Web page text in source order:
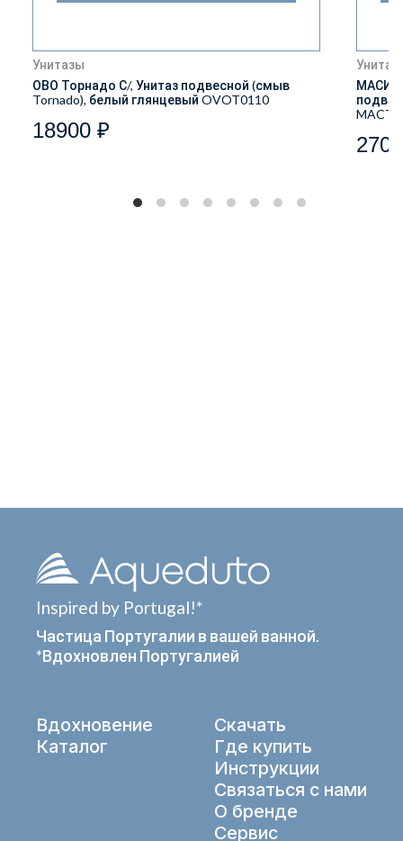
Унитазы
ОВО Торнадо С/, Унитаз подвесной (смыв
Tornado), белый глянцевый OVOT0110
18900 ₽
МАСИО
Inspired by Portugal!*
Частица Португалии в вашей ванной.
*Вдохновлен Португалией
Вдохновение
Каталог
Скачать
Где купить
Инструкции
Связаться с нами
О бренде
Сервис